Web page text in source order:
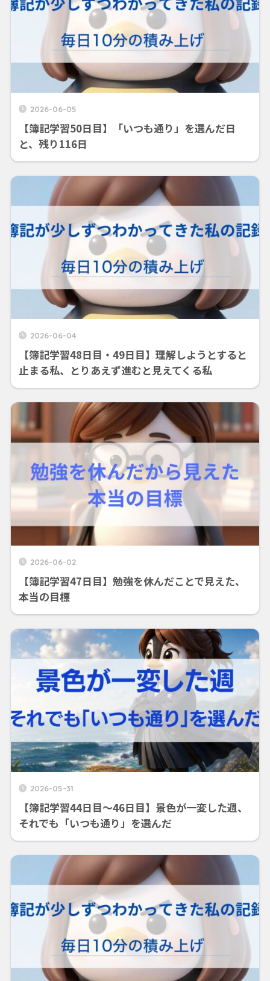
2026-06-05
【簿記学習50日目】「いつも通り」を選んだ日
と、残り116日
2026-06-04
【簿記学習48日目・49日目】理解しようとすると
止まる私、とりあえず進むと見えてくる私
2026-06-02
【簿記学習47日目】勉強を休んだことで見えた、
本当の目標
2026-05-31
【簿記学習44日目～46日目】景色が一変した週、
それでも「いつも通り」を選んだ